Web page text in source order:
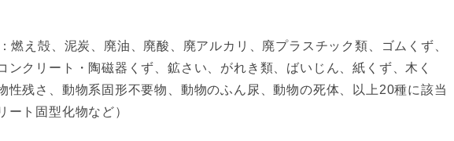
燃え殻、泥炭、廃油、廃酸、廃アルカリ、廃プラスチック類、ゴムくず、
ンクリート・陶磁器くず、鉱さい、がれき類、ばいじん、紙くず、木く
性残さ、動物系固形不要物、動物のふん尿、動物の死体、以上20種に該当
ート固型化物など）